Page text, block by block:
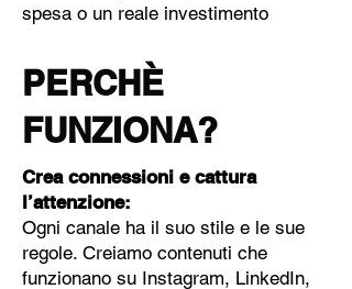
spesa o un reale investimento
PERCHÈ
FUNZIONA?
Crea connessioni e cattura
l’attenzione:
Ogni canale ha il suo stile e le sue
regole. Creiamo contenuti che
funzionano su Instagram, LinkedIn,